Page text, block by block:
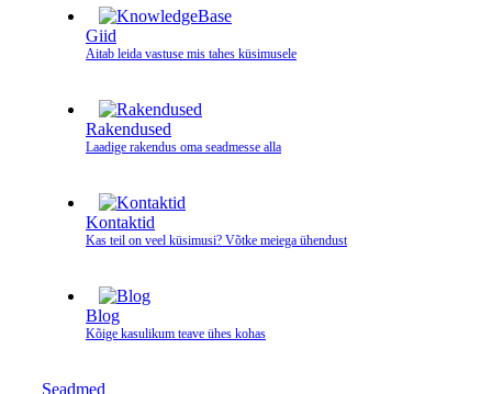
Giid
Aitab leida vastuse mis tahes küsimusele
Rakendused
Laadige rakendus oma seadmesse alla
Kontaktid
Kas teil on veel küsimusi? Võtke meiega ühendust
Blog
Kõige kasulikum teave ühes kohas
Seadmed